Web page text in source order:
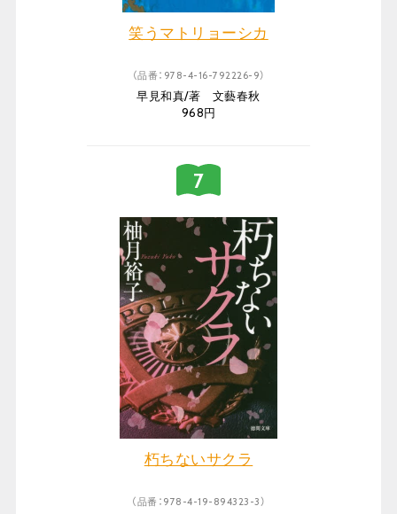
笑うマトリョーシカ
（品番：978-4-16-792226-9）
早見和真/著 文藝春秋
968円
朽ちないサクラ
（品番：978-4-19-894323-3）